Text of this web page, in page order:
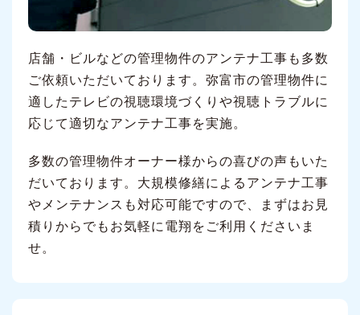
店舗・ビルなどの管理物件のアンテナ工事も多数
ご依頼いただいております。弥富市の管理物件に
適したテレビの視聴環境づくりや視聴トラブルに
応じて適切なアンテナ工事を実施。
多数の管理物件オーナー様からの喜びの声もいた
だいております。大規模修繕によるアンテナ工事
やメンテナンスも対応可能ですので、まずはお見
積りからでもお気軽に電翔をご利用くださいま
せ。